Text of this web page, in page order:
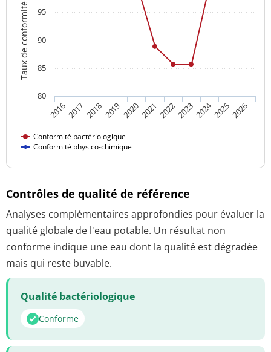
Taux de conformité
Conformité bactériologique
Conformité physico-chimique
20162017 201820192020202120222023202420252026
80
85
90
95
Contrôles de qualité de référence
Analyses complémentaires approfondies pour évaluer la
qualité globale de l'eau potable. Un résultat non
conforme indique une eau dont la qualité est dégradée
mais qui reste buvable.
Qualité bactériologique
Conforme